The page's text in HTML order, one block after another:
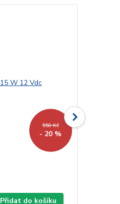
550 Kč
- 20 %
Přidat do košíku